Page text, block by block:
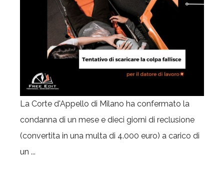
La Corte d'Appello di Milano ha confermato la
condanna di un mese e dieci giorni di reclusione
(convertita in una multa di 4.000 euro) a carico di
un ...